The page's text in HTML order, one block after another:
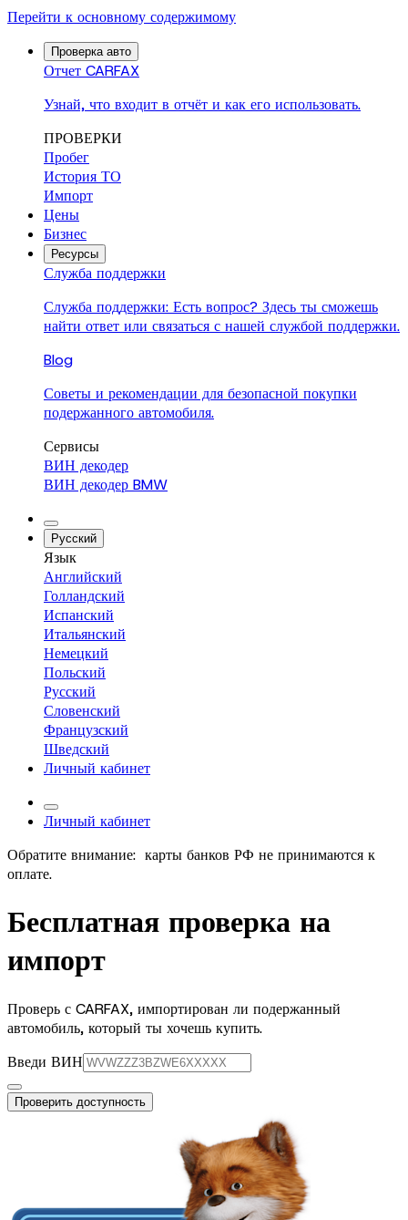
Перейти к основному содержимому
Проверка авто
Отчет CARFAX
Узнай, что входит в отчёт и как его использовать.
ПРОВЕРКИ
Пробег
История ТО
Импорт
Цены
Бизнес
Ресурсы
Служба поддержки
Служба поддержки: Есть вопрос? Здесь ты сможешь
найти ответ или связаться с нашей службой поддержки.
Blog
Советы и рекомендации для безопасной покупки
подержанного автомобиля.
Сервисы
ВИН декодер
ВИН декодер BMW
Русский
Язык
Английский
Голландский
Испанский
Итальянский
Немецкий
Польский
Русский
Словенский
Французский
Шведский
Личный кабинет
Личный кабинет
Обратите внимание: карты банков РФ не принимаются к
оплате.
Бесплатная проверка на
импорт
Проверь с CARFAX, импортирован ли подержанный
автомобиль, который ты хочешь купить.
Введи ВИН
Проверить доступность